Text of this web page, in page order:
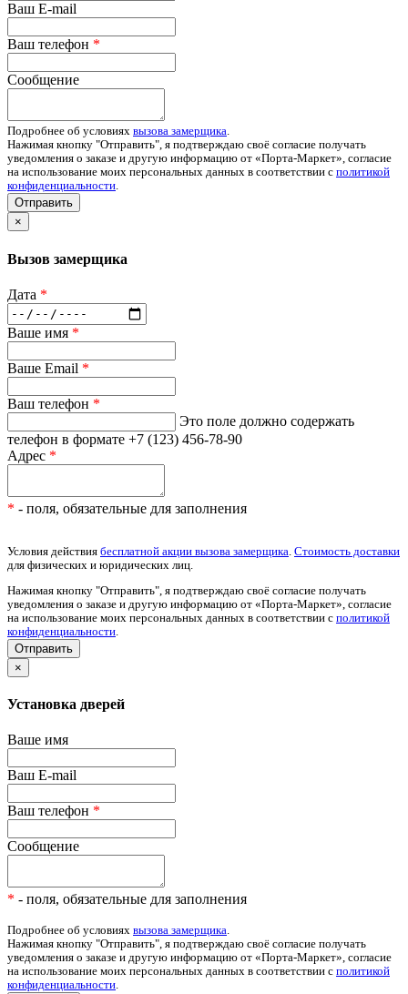
Ваш E-mail
Ваш телефон *
Сообщение
Подробнее об условиях вызова замерщика.
Нажимая кнопку "Отправить", я подтверждаю своё согласие получать
уведомления о заказе и другую информацию от «Порта-Маркет», согласие
на использование моих персональных данных в соответствии с политикой
конфиденциальности.
Отправить
×
Вызов замерщика
Дата *
Ваше имя *
Ваше Email *
Ваш телефон *
Это поле должно содержать
телефон в формате +7 (123) 456-78-90
Адрес *
* - поля, обязательные для заполнения
Условия действия бесплатной акции вызова замерщика Стоимость доставки
для физических и юридических лиц.
Нажимая кнопку "Отправить", я подтверждаю своё согласие получать
уведомления о заказе и другую информацию от «Порта-Маркет», согласие
на использование моих персональных данных в соответствии с политикой
конфиденциальности
×
Установка дверей
Ваше имя
Ваш E-mail
Ваш телефон *
Сообщение
* - поля, обязательные для заполнения
Подробнее об условиях вызова замерщика.
Нажимая кнопку "Отправить", я подтверждаю своё согласие получать
уведомления о заказе и другую информацию от «Порта-Маркет», согласие
на использование моих персональных данных в соответствии с политикой
конфиденциальности.